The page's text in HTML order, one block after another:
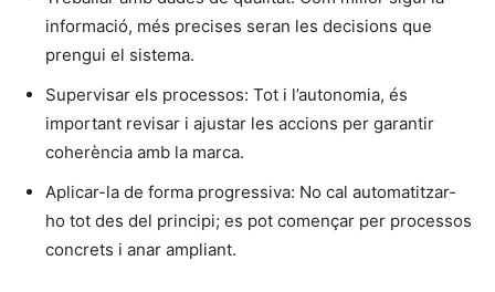
informació, més precises seran les decisions que
prengui el sistema.
Supervisar els processos: Tot i l’autonomia, és
important revisar i ajustar les accions per garantir
coherència amb la marca.
Aplicar-la de forma progressiva: No cal automatitzar-
ho tot des del principi; es pot començar per processos
concrets i anar ampliant.